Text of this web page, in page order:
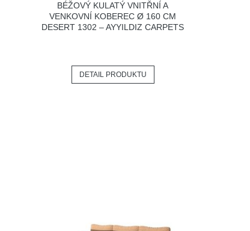
BÉŽOVÝ KULATÝ VNITŘNÍ A
VENKOVNÍ KOBEREC Ø 160 CM
DESERT 1302 – AYYILDIZ CARPETS
DETAIL PRODUKTU